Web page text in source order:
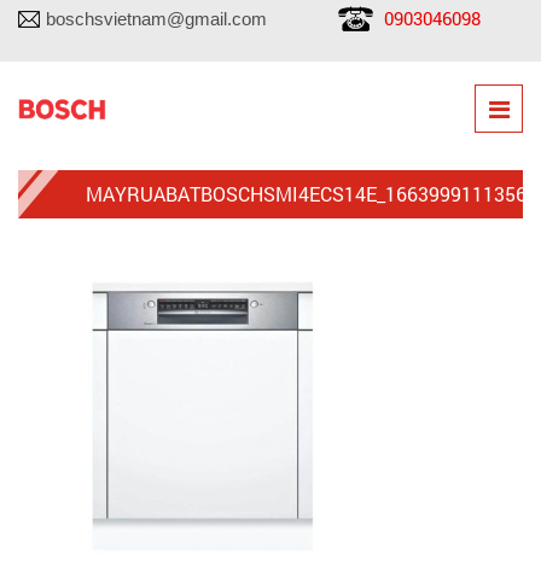
boschsvietnam@gmail.com 0903046098
MAYRUABATBOSCHSMI4ECS14E_1663999111356